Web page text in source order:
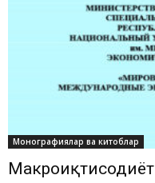
Монографиялар ва китоблар
Макроиқтисодиёт